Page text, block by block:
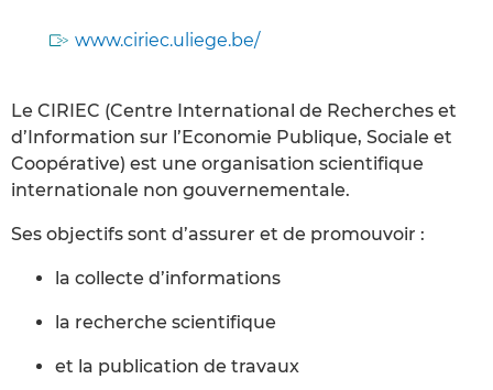
www.ciriec.uliege.be/
Le CIRIEC (Centre International de Recherches et
d’Information sur l’Economie Publique, Sociale et
Coopérative) est une organisation scientifique
internationale non gouvernementale.
Ses objectifs sont d’assurer et de promouvoir :
la collecte d’informations
la recherche scientifique
et la publication de travaux